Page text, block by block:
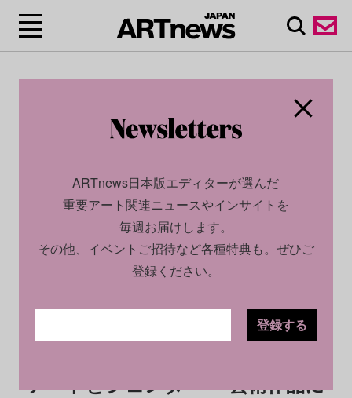
2023.03.10
アートとジェンダー──芸術作品に
ARTnews日本版エディターが選んだ
重要アート関連ニュースやインサイトを
毎週お届けします。
その他、イベントご招待など各種特典も。ぜひご
登録ください。
登録する